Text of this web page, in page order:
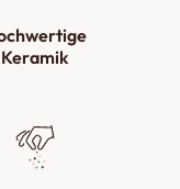
Keramik